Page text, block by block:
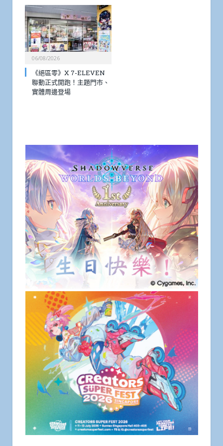
06/08/2026
《絕區零》X 7-ELEVEN
聯動正式開跑！主題門市、
實體周邊登場